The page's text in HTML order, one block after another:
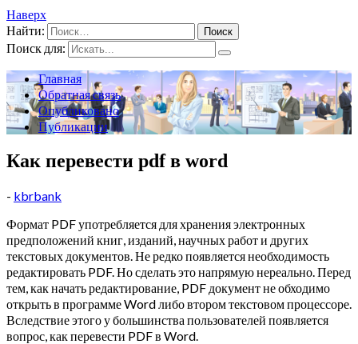
Наверх
Найти:
Поиск для:
Главная
Обратная связь
Опубликовано
Публикации
Как перевести pdf в word
- kbrbank
Формат PDF употребляется для хранения электронных
предположений книг, изданий, научных работ и других
текстовых документов. Не редко появляется необходимость
редактировать PDF. Но сделать это напрямую нереально. Перед
тем, как начать редактирование, PDF документ не обходимо
открыть в программе Word либо втором текстовом процессоре.
Вследствие этого у большинства пользователей появляется
вопрос, как перевести PDF в Word.